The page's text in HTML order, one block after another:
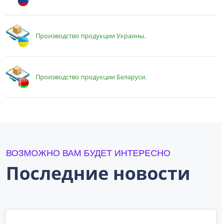
Производство продукции Украины.
Производство продукции Беларуси.
ВОЗМОЖНО ВАМ БУДЕТ ИНТЕРЕСНО
Последние новости